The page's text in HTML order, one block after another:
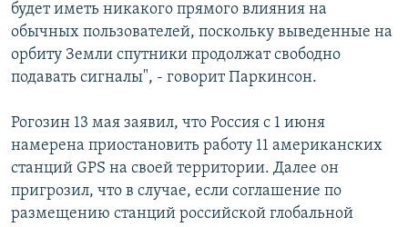
будет иметь никакого прямого влияния на
обычных пользователей, поскольку выведенные на
орбиту Земли спутники продолжат свободно
подавать сигналы", - говорит Паркинсон.
Рогозин 13 мая заявил, что Россия с 1 июня
намерена приостановить работу 11 американских
станций GPS на своей территории. Далее он
пригрозил, что в случае, если соглашение по
размещению станций российской глобальной